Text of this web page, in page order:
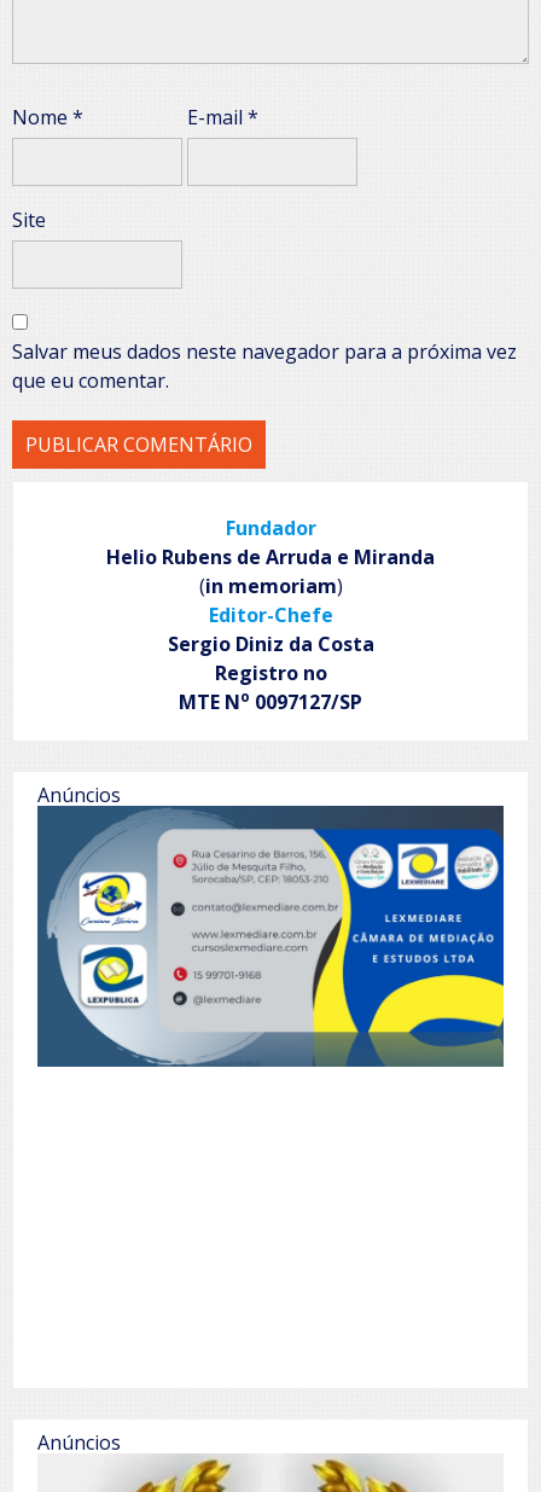
Nome * E-mail*
Site
Salvar meus dados neste navegador para a próxima vez
que eu comentar.
Fundador
Helio Rubens de Arruda e Miranda
(in memoriam)
Editor-Chefe
Sergio Diniz da Costa
Registro no
MTE No 0097127/SP
Anúncios
Anúncios